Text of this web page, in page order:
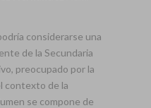
considerarse una
de la Secundaria
preocupado por la
contexto de la
se compone de